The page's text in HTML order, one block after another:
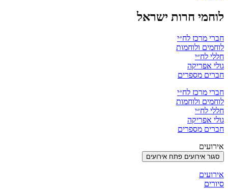
לוחמי חרות ישראל
חברי מרכז לח״י
לוחמים ולוחמות
חללי לח״י
גולי אפריקה
חברים מספרים
חברי מרכז לח״י
לוחמים ולוחמות
חללי לח״י
גולי אפריקה
חברים מספרים
אירועים
סגור אירועים פתח אירועים
אירועים
סיורים